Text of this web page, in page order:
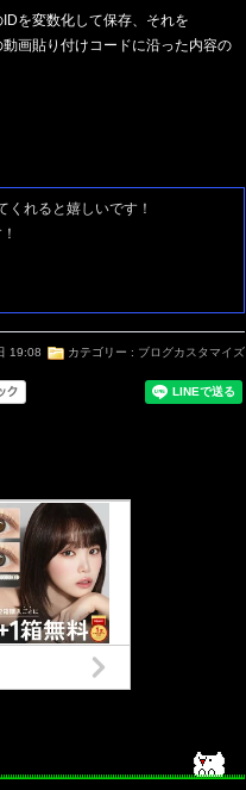
を変数化して保存、それを
画貼り付けコードに沿った内容の
くれると嬉しいです！
19:08 カテゴリー : ブログカスタマイズ